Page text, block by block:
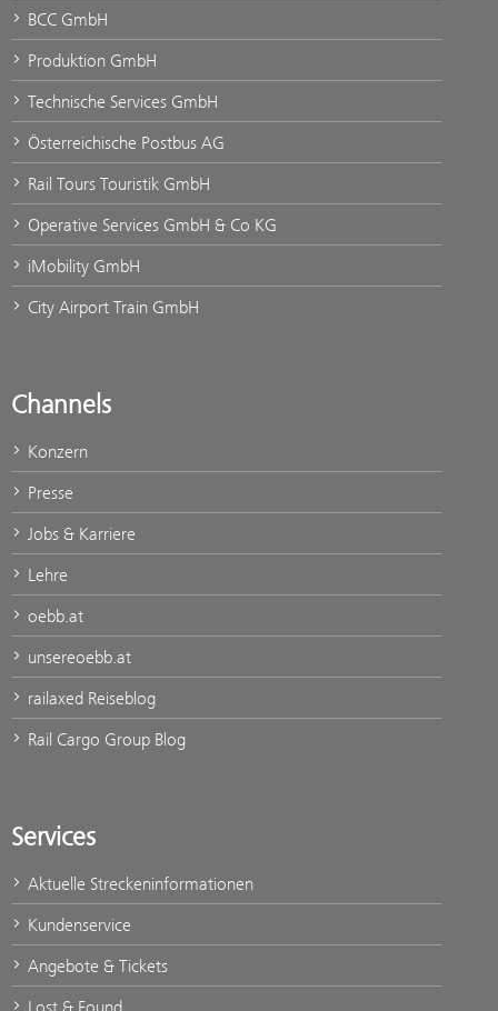
BCC GmbH
Produktion GmbH
Technische Services GmbH
Österreichische Postbus AG
Rail Tours Touristik GmbH
Operative Services GmbH & Co KG
iMobility GmbH
City Airport Train GmbH
Channels
Konzern
Presse
Jobs & Karriere
Lehre
oebb.at
unsereoebb.at
railaxed Reiseblog
Rail Cargo Group Blog
Services
Aktuelle Streckeninformationen
Kundenservice
Angebote & Tickets
Lost & Found